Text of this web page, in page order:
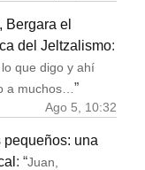
el
del Jeltzalismo:
que digo y ahí
a muchos…”
Ago 5, 10:32
una
: “Juan,